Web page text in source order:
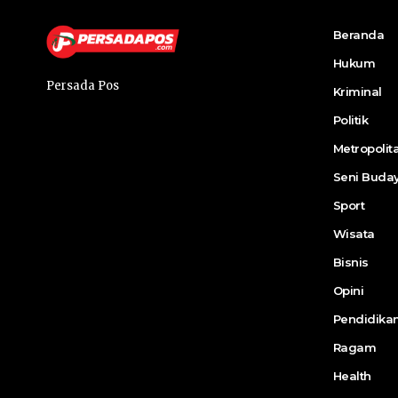
Persada Pos
Beranda
Hukum
Kriminal
Politik
Seni
Sport
Wisata
Bisnis
Opini
Ragam
Health